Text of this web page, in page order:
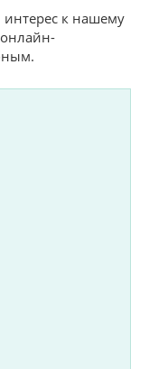
интерес к нашему